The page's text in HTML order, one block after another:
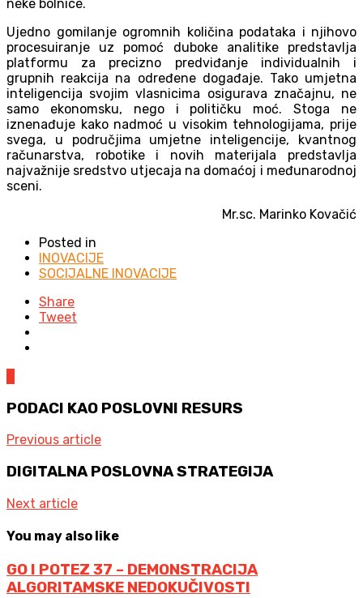
neke bolnice.
Ujedno gomilanje ogromnih količina podataka i njihovo
procesuiranje uz pomoć duboke analitike predstavlja
platformu za precizno predviđanje individualnih i
grupnih reakcija na određene događaje. Tako umjetna
inteligencija svojim vlasnicima osigurava značajnu, ne
samo ekonomsku, nego i političku moć. Stoga ne
iznenađuje kako nadmoć u visokim tehnologijama, prije
svega, u područjima umjetne inteligencije, kvantnog
računarstva, robotike i novih materijala predstavlja
najvažnije sredstvo utjecaja na domaćoj i međunarodnoj
sceni.
Mr.sc. Marinko Kovačić
Posted in
INOVACIJE
SOCIJALNE INOVACIJE
Share
Tweet
PODACI KAO POSLOVNI RESURS
Previous article
DIGITALNA POSLOVNA STRATEGIJA
Next article
You may also like
GO I POTEZ 37 – DEMONSTRACIJA
ALGORITAMSKE NEDOKUČIVOSTI